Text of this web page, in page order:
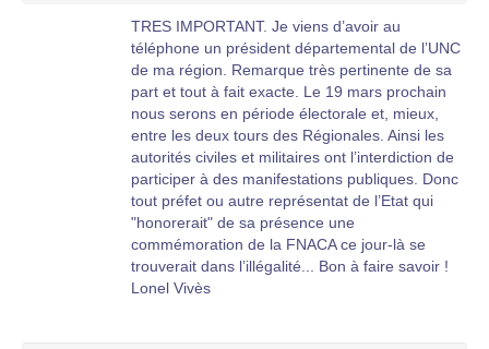
TRES IMPORTANT. Je viens d’avoir au
téléphone un président départemental de l’UNC
de ma région. Remarque très pertinente de sa
part et tout à fait exacte. Le 19 mars prochain
nous serons en période électorale et, mieux,
entre les deux tours des Régionales. Ainsi les
autorités civiles et militaires ont l’interdiction de
participer à des manifestations publiques. Donc
tout préfet ou autre représentat de l’Etat qui
"honorerait" de sa présence une
commémoration de la FNACA ce jour-là se
trouverait dans l’illégalité... Bon à faire savoir !
Lonel Vivès